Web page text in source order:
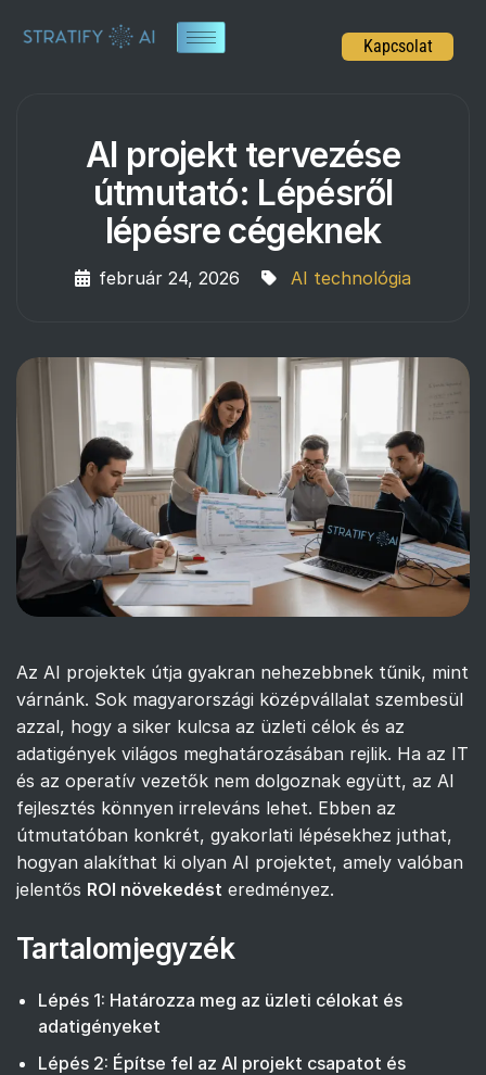
Kapcsolat
AI projekt tervezése
útmutató: Lépésről
lépésre cégeknek
február 24, 2026 AI technológia
Az AI projektek útja gyakran nehezebbnek tűnik, mint
várnánk. Sok magyarországi középvállalat szembesül
azzal, hogy a siker kulcsa az üzleti célok és az
adatigények világos meghatározásában rejlik. Ha az IT
és az operatív vezetők nem dolgoznak együtt, az AI
fejlesztés könnyen irreleváns lehet. Ebben az
útmutatóban konkrét, gyakorlati lépésekhez juthat,
hogyan alakíthat ki olyan AI projektet, amely valóban
jelentős ROI növekedést eredményez.
Tartalomjegyzék
Lépés 1: Határozza meg az üzleti célokat és
adatigényeket
Lépés 2: Építse fel az AI projekt csapatot és